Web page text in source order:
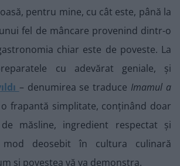
pentru mine, cu cât este, până la
fel de mâncare provenind dintr-o
chiar este de poveste. La
cu adevărat geniale, și
– denumirea se traduce Imamul a
frapantă simplitate, conținând doar
măsline, ingredient respectat și
deosebit în cultura culinară
și povestea vă va demonstra.